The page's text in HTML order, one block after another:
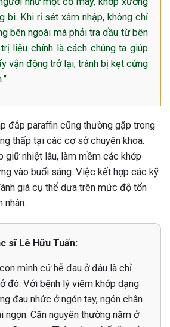
bi. Khi rỉ sét xâm nhập, không chỉ
bên ngoài mà phải tra dầu từ bên
liệu chính là cách chúng ta giúp
vận động trở lại, tránh bị kẹt cứng
đắp paraffin cũng thường gặp trong
thấp tại các cơ sở chuyên khoa.
giữ nhiệt lâu, làm mềm các khớp
vào buổi sáng. Việc kết hợp các kỹ
giá cụ thể dựa trên mức độ tổn
nhân.
sĩ Lê Hữu Tuấn:
mình cứ hễ đau ở đâu là chỉ
đó. Với bệnh lý viêm khớp dạng
đau nhức ở ngón tay, ngón chân
Căn nguyên thường nằm ở